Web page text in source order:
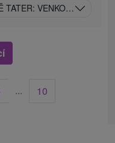
TATER: VENKOVNÍ
... 10